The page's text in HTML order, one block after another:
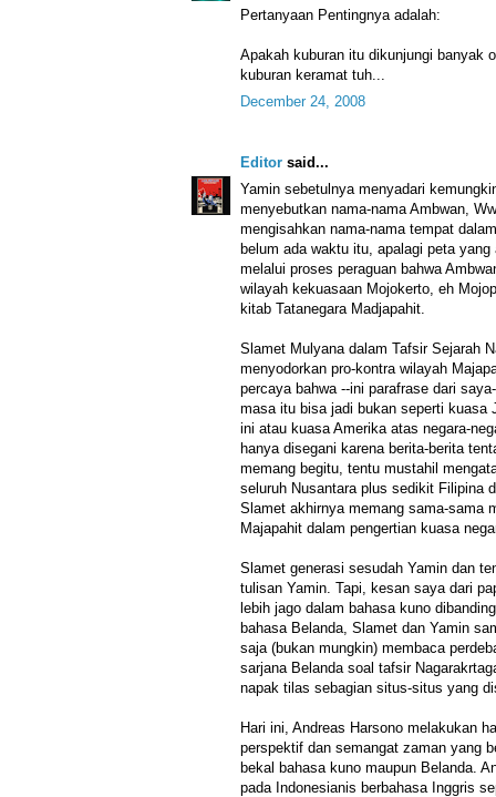
Pertanyaan Pentingnya adalah:
Apakah kuburan itu dikunjungi banyak
kuburan keramat tuh...
December 24, 2008
Editor said...
Yamin sebetulnya menyadari
menyebutkan nama-nama Ambwan,
mengisahkan nama-nama tempat
belum ada waktu itu, apalagi peta
melalui proses peraguan bahwa
wilayah kekuasaan Mojokerto, eh
kitab Tatanegara Madjapahit.
Slamet Mulyana dalam Tafsir Sejarah
menyodorkan pro-kontra wilayah
percaya bahwa --ini parafrase dari
masa itu bisa jadi bukan seperti kuasa
ini atau kuasa Amerika atas negara-
hanya disegani karena berita-berita
memang begitu, tentu mustahil
seluruh Nusantara plus sedikit Filipina
Slamet akhirnya memang sama-sama
Majapahit dalam pengertian kuasa
Slamet generasi sesudah Yamin dan
tulisan Yamin. Tapi, kesan saya dari
lebih jago dalam bahasa kuno
bahasa Belanda, Slamet dan Yamin
saja (bukan mungkin) membaca
sarjana Belanda soal tafsir
napak tilas sebagian situs-situs yang
Hari ini, Andreas Harsono melakukan
perspektif dan semangat zaman yang
bekal bahasa kuno maupun Belanda.
pada Indonesianis berbahasa Inggris